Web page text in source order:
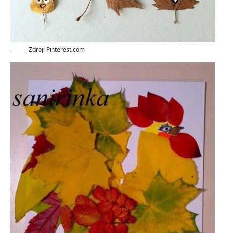
Zdroj: Pinterest.com